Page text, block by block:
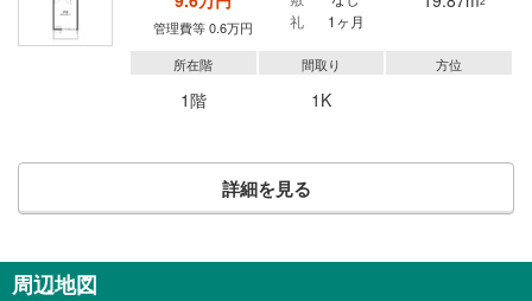
管理費等 0.6万円
礼
1ヶ月
所在階
1階
間取り
1K
方位
詳細を見る
周辺地図